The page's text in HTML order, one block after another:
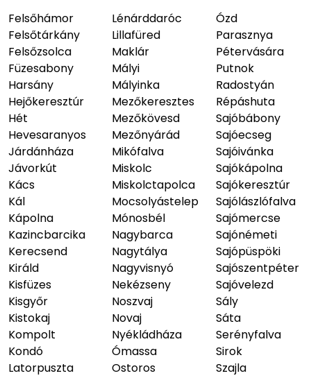
Felsőhámor
Felsőtárkány
Felsőzsolca
Füzesabony
Harsány
Hejőkeresztúr
Hét
Hevesaranyos
Járdánháza
Jávorkút
Kács
Kál
Kápolna
Kazincbarcika
Kerecsend
Királd
Kisfüzes
Kisgyőr
Kistokaj
Kompolt
Kondó
Latorpuszta
Lénárddaróc
Lillafüred
Maklár
Mályi
Mályinka
Mezőkeresztes
Mezőkövesd
Mezőnyárád
Mikófalva
Miskolc
Miskolctapolca
Mocsolyástelep
Mónosbél
Nagybarca
Nagytálya
Nagyvisnyó
Nekézseny
Noszvaj
Novaj
Nyékládháza
Ómassa
Ostoros
Ózd
Parasznya
Pétervására
Putnok
Radostyán
Répáshuta
Sajóbábony
Sajóecseg
Sajóivánka
Sajókápolna
Sajókeresztúr
Sajólászlófalva
Sajómercse
Sajónémeti
Sajópüspöki
Sajószentpéter
Sajóvelezd
Sály
Sáta
Serényfalva
Sirok
Szajla